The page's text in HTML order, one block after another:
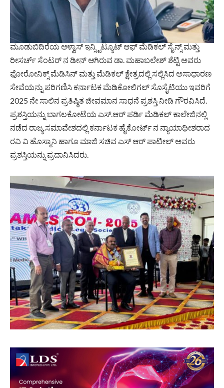
ಮೂಡುಬಿದಿರೆಯ ಆಳ್ವಾಸ್ ಇನ್ಸ್ಟಿಟ್ಯೂಟ್ ಆಫ್ ಮೆಡಿಕಲ್ ಸೈನ್ಸ್ ಮತ್ತು
ರೀಸರ್ಚ್ ಸೆಂಟರ್ ನ ಡೀನ್ ಆಗಿರುವ ಡಾ. ಮಹಾಬಲೇಶ್ ಶೆಟ್ಟಿ ಅವರು
ಫೋರೋನಿಕ್ಸ್ ಮೆಡಿಸಿನ್ ಮತ್ತು ಮೆಡಿಕಲ್ ಕ್ಷೇತ್ರದಲ್ಲಿ ಸಲ್ಲಿಸಿದ ಅಸಾಧಾರಣ
ಸೇವೆಯನ್ನು ಪರಿಗಣಿಸಿ ಕರ್ನಾಟಕ ಮೆಡಿಕೋಲಿಗಲ್ ಸೊಸೈಟಿಯು ಇವರಿಗೆ
2025 ನೇ ಸಾಲಿನ ಪ್ರತಿಷ್ಠಿತ ಜೀವಮಾನ ಸಾಧನೆ ಪ್ರಶಸ್ತಿ ನೀಡಿ ಗೌರವಿಸಿದೆ.
ಪ್ರಶಸ್ತಿಯನ್ನು ಬಾಗಲಕೋಟೆಯ ಎಸ್.ಆರ್ ಪರ್ಡಿ ಮೆಡಿಕಲ್ ಕಾಲೇಜಿನಲ್ಲಿ
ನಡೆದ ರಾಜ್ಯ ಸಮಾವೇಶದಲ್ಲಿ ಕರ್ನಾಟಕ ಹೈಕೋರ್ಟ್ ನ ನ್ಯಾಯಾಧೀಶರಾದ
ರವಿ ವಿ ಹೊಸ್ಮಾನಿ ಹಾಗೂ ಮಾಜಿ ಸಚಿವ ಎಸ್ ಆರ್ ಪಾಟೀಲ್ ಅವರು
ಪ್ರಶಸ್ತಿಯನ್ನು ಪ್ರದಾನಿಸಿದರು.